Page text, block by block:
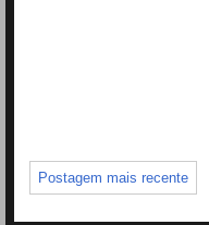
Postagem mais recente